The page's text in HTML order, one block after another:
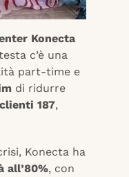
Konecta
c’è una
part-time e
di ridurre
187,
Konecta ha
all’80%, con